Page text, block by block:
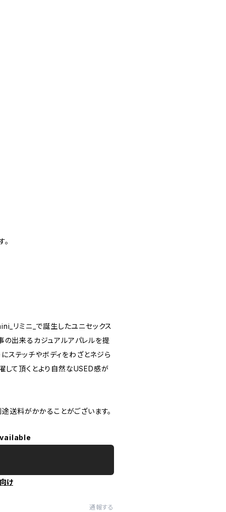
リミニ_で誕生したユニセックス
の出来るカジュアルアパレルを提
ステッチやボディをわざとネジら
して頂くとより自然なUSED感が
送料がかかることがございます。
け
通報する